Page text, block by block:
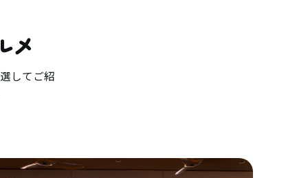
メ
してご紹